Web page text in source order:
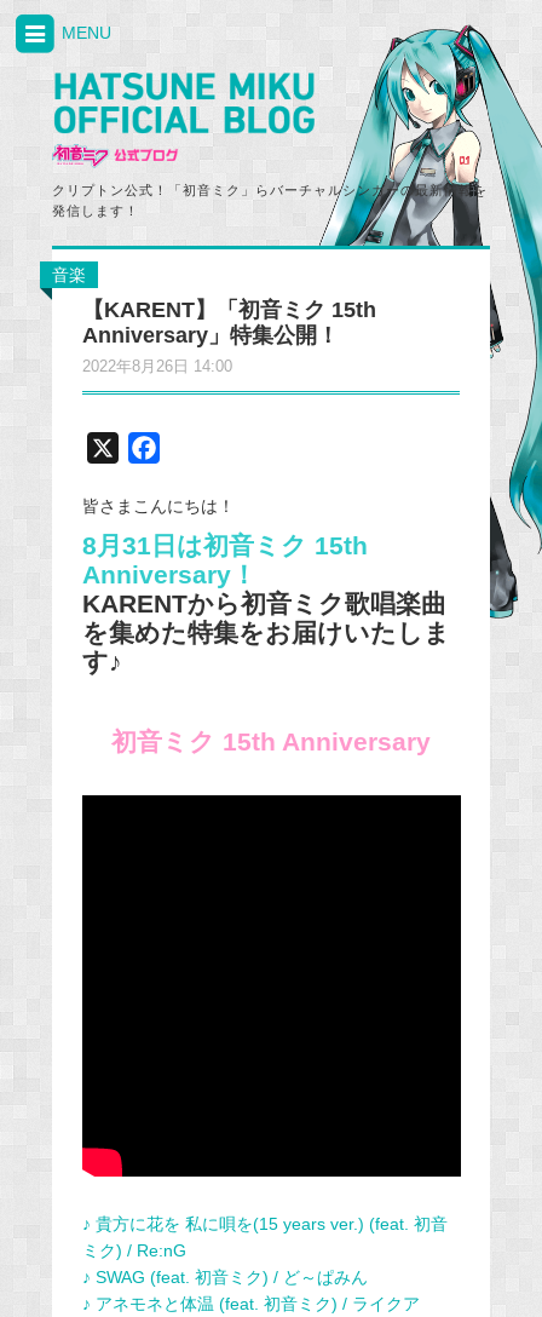
クリプトン公式！「初音ミク」らバーチャルシンガーの最新情報を
発信します！
MENU
音楽
【KARENT】「初音ミク 15th
Anniversary」特集公開！
2022年8月26日 14:00
c
e
b
o
o
皆さまこんにちは！
8月31日は初音ミク 15th
Anniversary！
KARENTから初音ミク歌唱楽曲
を集めた特集をお届けいたしま
す♪
初音ミク 15th Anniversary
♪ 貴方に花を 私に唄を(15 years ver.) (feat. 初音
ミク) / Re:nG
♪ SWAG (feat. 初音ミク) / ど～ぱみん
♪ アネモネと体温 (feat. 初音ミク) / ライクア